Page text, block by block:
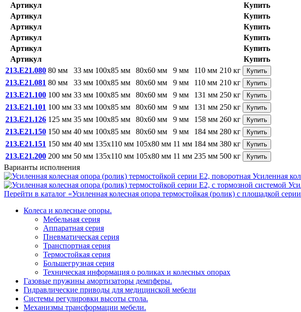
Артикул
Купить
Артикул
Купить
Артикул
Купить
Артикул
Купить
Артикул
Купить
Артикул
Купить
213.E21.080 80 мм 33 мм 100x85 мм 80x60 мм 9 мм 110 мм 210 кг Купить
213.E21.081 80 мм 33 мм 100x85 мм 80x60 мм 9 мм 110 мм 210 кг Купить
213.E21.100 100 мм 33 мм 100x85 мм 80x60 мм 9 мм 131 мм 250 кг Купить
213.E21.101 100 мм 33 мм 100x85 мм 80x60 мм 9 мм 131 мм 250 кг Купить
213.E21.126 125 мм 35 мм 100x85 мм 80x60 мм 9 мм 158 мм 260 кг Купить
213.E21.150 150 мм 40 мм 100x85 мм 80x60 мм 9 мм 184 мм 280 кг Купить
213.E21.151 150 мм 40 мм 135x110 мм 105x80 мм 11 мм 184 мм 380 кг Купить
213.E21.200 200 мм 50 мм 135x110 мм 105x80 мм 11 мм 235 мм 500 кг Купить
Варианты исполнения
Усиленная
Перейти в каталог «Усиленная колесная опора термостойкая (ролик) с площадкой
Колеса и колесные опоры.
Мебельная серия
Аппаратная серия
Пневматическая серия
Транспортная серия
Термостойкая серия
Большегрузная серия
Техническая информация о роликах и колесных опорах
Газовые пружины амортизаторы демпферы.
Гидравлические приводы для медицинской мебели
Системы регулировки высоты стола.
Механизмы трансформации мебели.